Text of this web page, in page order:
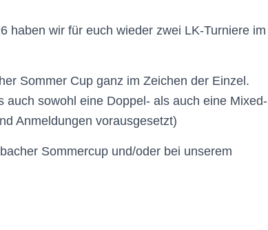
haben wir für euch wieder zwei LK-Turniere im
Sommer Cup ganz im Zeichen der Einzel.
sowohl eine Doppel- als auch eine Mixed-
Anmeldungen vorausgesetzt)
Sommercup und/oder bei unserem